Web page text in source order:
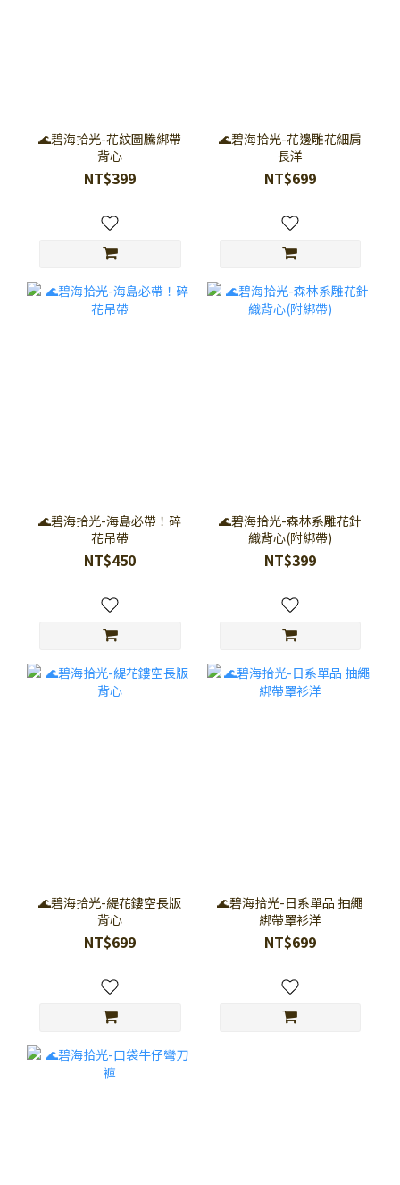
🌊碧海拾光-花紋圖騰綁帶
背心
NT$399
🌊碧海拾光-花邊雕花細肩
長洋
NT$699
🌊碧海拾光-海島必帶！碎
花吊帶
NT$450
🌊碧海拾光-森林系雕花針
織背心(附綁帶)
NT$399
🌊碧海拾光-緹花鏤空長版
背心
NT$699
🌊碧海拾光-日系單品 抽繩
綁帶罩衫洋
NT$699